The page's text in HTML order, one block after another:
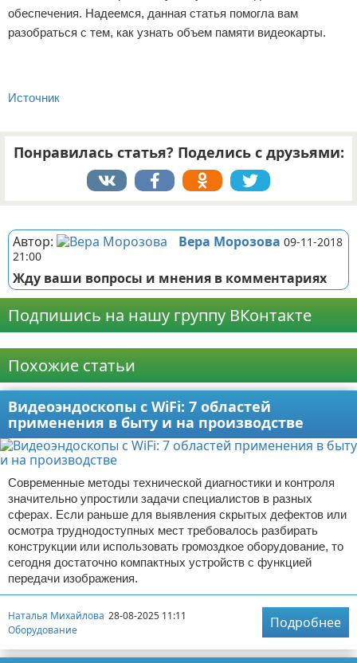
обеспечения. Надеемся, данная статья помогла вам
разобраться с тем, как узнать объем памяти видеокарты.
Источник
Понравилась статья? Поделись с друзьями:
Автор: Вера Морозова 09-11-2018
21:00
Жду ваши вопросы и мнения в комментариях
Подпишись на нашу группу ВКонтакте
Похожие статьи
Видеоэндоскопы с WiFi: 7 областей
применения в быту и на производстве
Современные методы технической диагностики и контроля
значительно упростили задачи специалистов в разных
сферах. Если раньше для выявления скрытых дефектов или
осмотра труднодоступных мест требовалось разбирать
конструкции или использовать громоздкое оборудование, то
сегодня достаточно компактных устройств с функцией
передачи изображения.
Наталья Михайлова 28-08-2025 11:11
Оборудование
Подробнее